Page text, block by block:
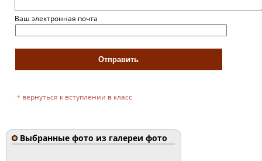
Ваш электронная почта
вернуться к вступлении в класс
Выбранные фото из галереи фото